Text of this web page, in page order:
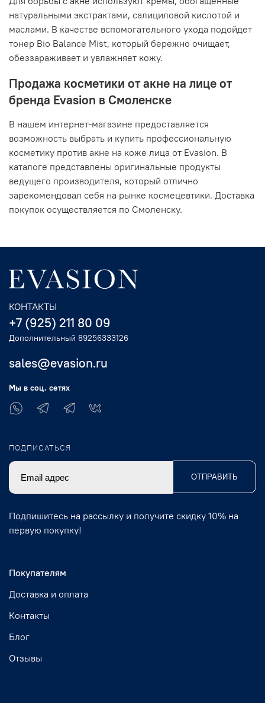
натуральными экстрактами, салициловой кислотой и
маслами. В качестве вспомогательного ухода подойдет
тонер Bio Balance Mist, который бережно очищает,
обеззараживает и увлажняет кожу.
Продажа косметики от акне на лице от
бренда Evasion в Смоленске
В нашем интернет-магазине предоставляется
возможность выбрать и купить профессиональную
косметику против акне на коже лица от Evasion. В
каталоге представлены оригинальные продукты
ведущего производителя, который отлично
зарекомендовал себя на рынке космецевтики. Доставка
покупок осуществляется по Смоленску.
Покупателям
Доставка и оплата
Контакты
Блог
Отзывы
КОНТАКТЫ
+7 (925) 211 80 09
Дополнительный 89256333126
sales@evasion.ru
Мы в соц. сетях
ПОДПИСАТЬСЯ
ОТПРАВИТЬ
Подпишитесь на рассылку и получите скидку 10% на
первую покупку!